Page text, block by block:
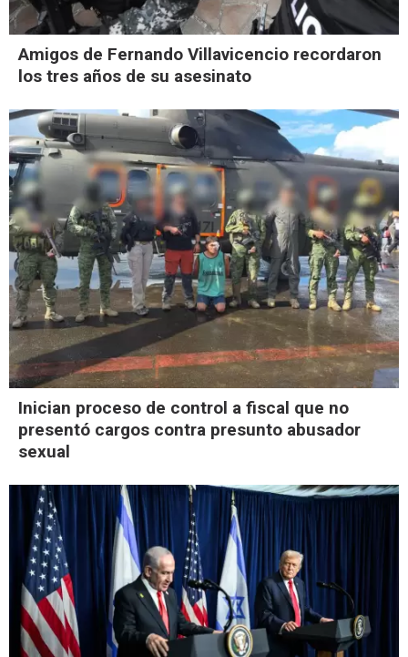
Amigos de Fernando Villavicencio recordaron
los tres años de su asesinato
Inician proceso de control a fiscal que no
presentó cargos contra presunto abusador
sexual